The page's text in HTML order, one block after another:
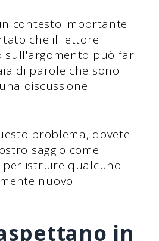
contesto importante
che il lettore
sull'argomento può far
di parole che sono
discussione
problema, dovete
saggio come
istruire qualcuno
nuovo
in